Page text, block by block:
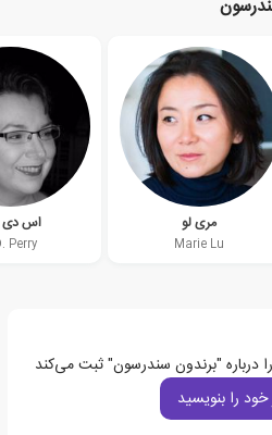
مری لو
Marie Lu
اس دی
Perry
درباره "برندون سندرسون" ثبت می‌کند
را بنویسید